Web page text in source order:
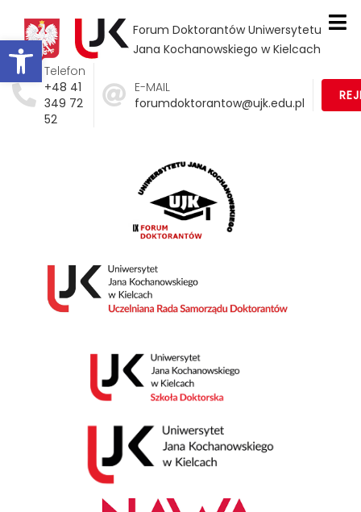
Otwórz pasek narzędzi
Forum Doktorantów Uniwersytetu
Jana Kochanowskiego w Kielcach
Telefon
+48 41
349 72
52
E-MAIL
forumdoktorantow@ujk.edu.pl